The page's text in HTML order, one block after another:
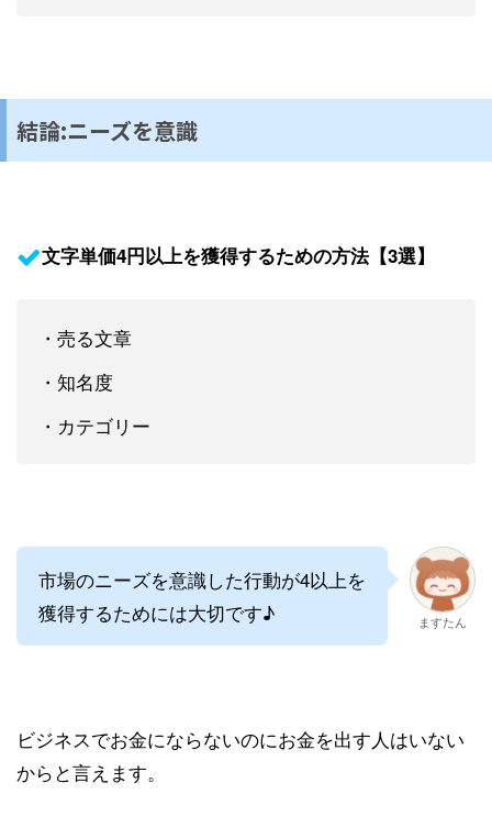
結論:ニーズを意識
文字単価4円以上を獲得するための方法【3選】
・売る文章
・知名度
・カテゴリー
市場のニーズを意識した行動が4以上を
獲得するためには大切です♪
ますたん
ビジネスでお金にならないのにお金を出す人はいない
からと言えます。